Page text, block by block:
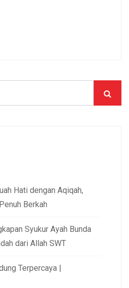
Hati dengan Aqiqah,
Berkah
Syukur Ayah Bunda
dari Allah SWT
Terpercaya |